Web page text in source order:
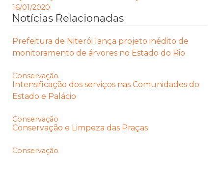
16/01/2020
Notícias Relacionadas
Prefeitura de Niterói lança projeto inédito de
monitoramento de árvores no Estado do Rio
Conservação
Intensificação dos serviços nas Comunidades do
Estado e Palácio
Conservação
Conservação e Limpeza das Praças
Conservação